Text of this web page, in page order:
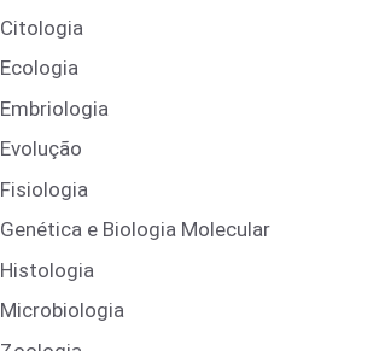
Citologia
Ecologia
Embriologia
Evolução
Fisiologia
Genética e Biologia Molecular
Histologia
Microbiologia